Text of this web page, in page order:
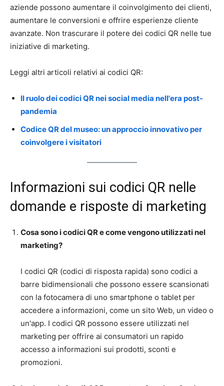
aziende possono aumentare il coinvolgimento dei clienti,
aumentare le conversioni e offrire esperienze cliente
avanzate. Non trascurare il potere dei codici QR nelle tue
iniziative di marketing.
Leggi altri articoli relativi ai codici QR:
Il ruolo dei codici QR nei social media nell'era post-
pandemia
Codice QR del museo: un approccio innovativo per
coinvolgere i visitatori
Informazioni sui codici QR nelle
domande e risposte di marketing
Cosa sono i codici QR e come vengono utilizzati nel
marketing?
I codici QR (codici di risposta rapida) sono codici a
barre bidimensionali che possono essere scansionati
con la fotocamera di uno smartphone o tablet per
accedere a informazioni, come un sito Web, un video o
un'app. I codici QR possono essere utilizzati nel
marketing per offrire ai consumatori un rapido
accesso a informazioni sui prodotti, sconti e
promozioni.